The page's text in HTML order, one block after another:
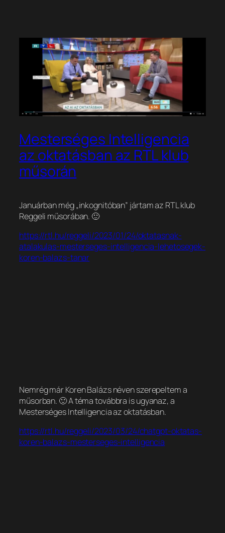
Mesterséges Intelligencia
az oktatásban az RTL klub
műsorán
Januárban még „inkognitóban” jártam az RTL klub
Reggeli műsorában. 🙂
https://rtl.hu/reggeli/2023/01/24/oktatasnak-
atalakulas-mesterseges-intelligencia-lehetosegek-
koren-balazs-tanar
Nemrég már Koren Balázs néven szerepeltem a
műsorban. 🙂 A téma továbbra is ugyanaz, a
Mesterséges Intelligencia az oktatásban.
https://rtl.hu/reggeli/2023/03/24/chatgpt-oktatas-
koren-balazs-mesterseges-intelligencia